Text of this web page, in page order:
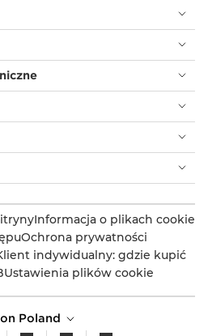
Informacja o plikach cookie
Ochrona prywatności
indywidualny: gdzie kupić
Ustawienia plików cookie
Poland